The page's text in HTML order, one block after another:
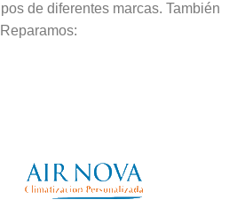
de diferentes marcas. También
Reparamos: